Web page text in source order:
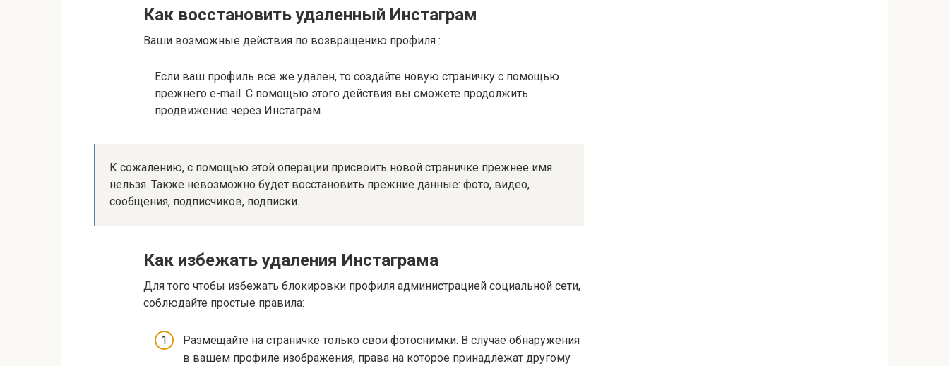
Как восстановить удаленный Инстаграм
Ваши возможные действия по возвращению профиля :
Если ваш профиль все же удален, то создайте новую страничку с помощью
прежнего e-mail. С помощью этого действия вы сможете продолжить
продвижение через Инстаграм.
К сожалению, с помощью этой операции присвоить новой страничке прежнее имя
нельзя. Также невозможно будет восстановить прежние данные: фото, видео,
сообщения, подписчиков, подписки.
Как избежать удаления Инстаграма
Для того чтобы избежать блокировки профиля администрацией социальной сети,
соблюдайте простые правила:
Размещайте на страничке только свои фотоснимки. В случае обнаружения
в вашем профиле изображения, права на которое принадлежат другому